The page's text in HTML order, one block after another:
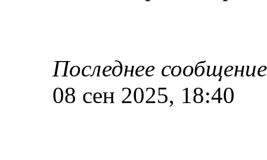
Последнее
08 сен 2025, 18:40